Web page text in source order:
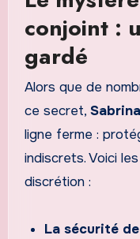
conjoint :
gardé
Alors que de
ce secret,
ligne ferme :
indiscrets. Voici
discrétion :
La sécurité